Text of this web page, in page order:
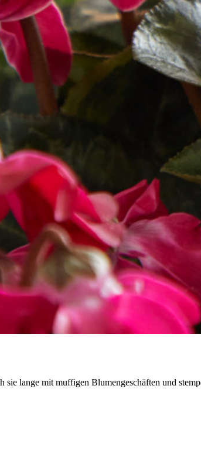
lange mit muffigen Blumengeschäften und